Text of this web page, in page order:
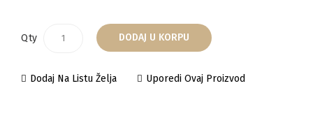
Qty DODAJ U KORPU
Dodaj Na Listu Želja Uporedi Ovaj Proizvod